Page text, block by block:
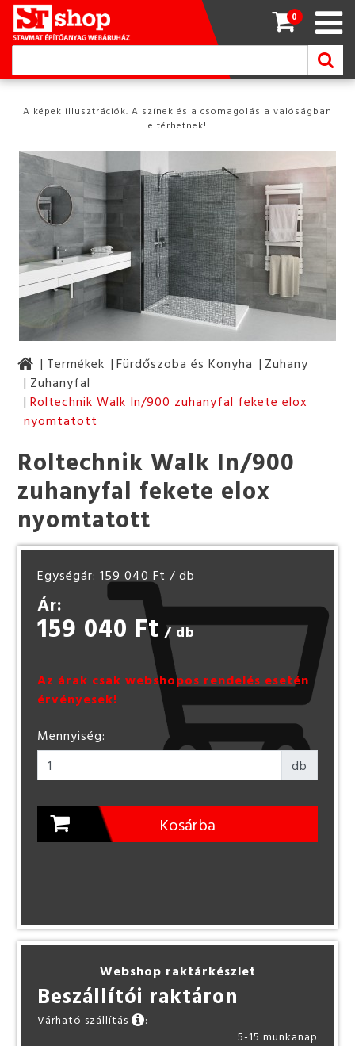
0
A képek illusztrációk. A színek és a csomagolás a valóságban
eltérhetnek!
Termékek Fürdőszoba és Konyha
Zuhany
Zuhanyfal
Roltechnik Walk In/900 zuhanyfal fekete elox
nyomtatott
Roltechnik Walk In/900
zuhanyfal fekete elox
nyomtatott
Egységár: 159 040 Ft / db
Ár:
159 040 Ft / db
Az árak csak webshopos rendelés esetén
érvényesek!
Mennyiség:
db
Kosárba
Webshop raktárkészlet
Beszállítói raktáron
Várható szállítás
:
5-15 munkanap